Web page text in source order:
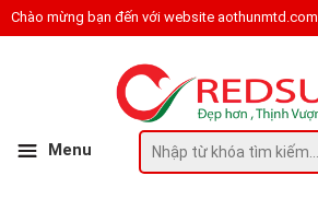
Chào mừng bạn đến với website aothunmtd.com
Menu